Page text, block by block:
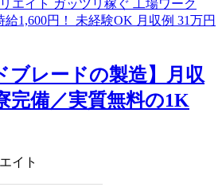
ブレードの製造】月収
完備／実質無料の1K
イト